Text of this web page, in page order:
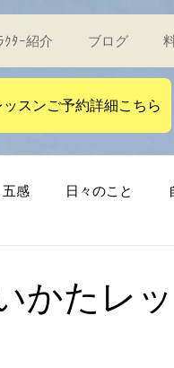
ｸﾀｰ紹介 ブログ
スンご予約詳細こちら
五感 日々のこと
かたレ